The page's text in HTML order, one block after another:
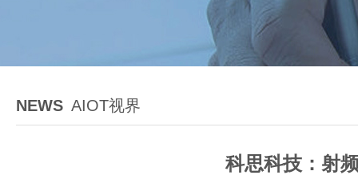
NEWS AIOT视界
科思科技：射